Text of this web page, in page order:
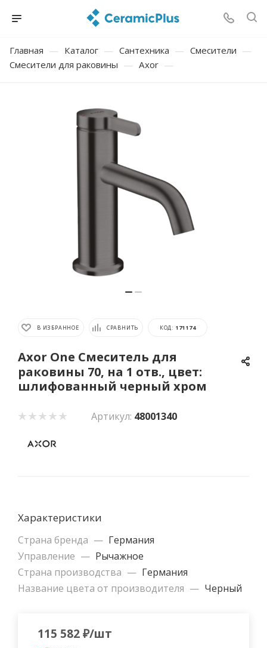
Главная — Каталог — Сантехника — Смесители —
Смесители для раковины — Axor —
В ИЗБРАННОЕ СРАВНИТЬ КОД: 171174
Axor One Смеситель для
раковины 70, на 1 отв., цвет:
шлифованный черный хром
Артикул: 48001340
Характеристики
Страна бренда — Германия
Управление — Рычажное
Страна производства — Германия
Название цвета от производителя — Черный
115 582₽/шт